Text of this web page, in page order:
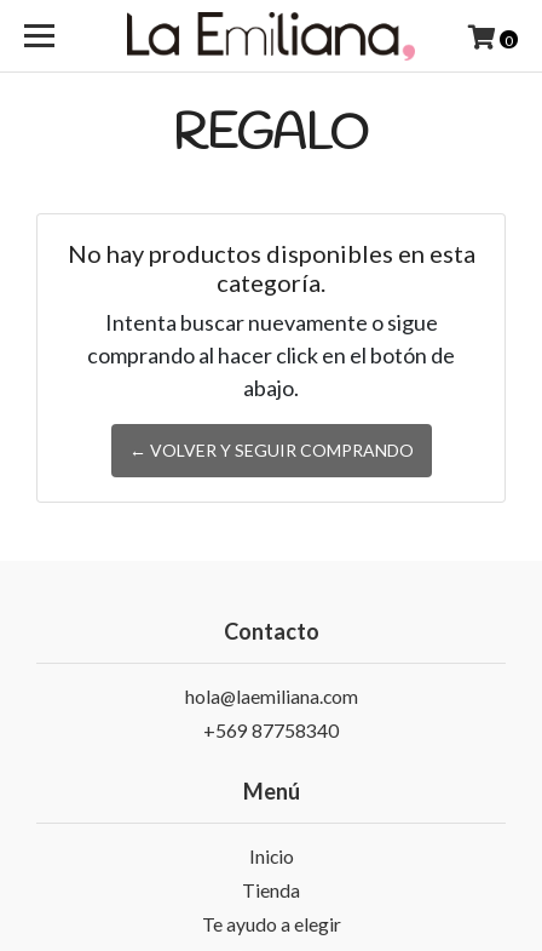
0
REGALO
No hay productos disponibles en esta
categoría.
Intenta buscar nuevamente o sigue
comprando al hacer click en el botón de
abajo.
← VOLVER Y SEGUIR COMPRANDO
Contacto
hola@laemiliana.com
+569 87758340
Menú
Inicio
Tienda
Te ayudo a elegir